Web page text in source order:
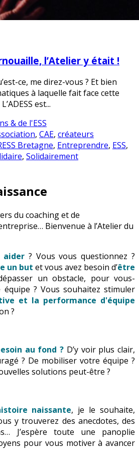
l’Atelier y était !
ce, me direz-vous ? Et bien
à laquelle fait face cette
est...
& de l'ESS
, CAE, créateurs
Bretagne, Entreprendre, ESS,
, Solidairement
du coaching et de
Bienvenue à l’Atelier du
aider ? Vous vous questionnez ?
un but et vous avez besoin d’être
un obstacle, pour vous-
? Vous souhaitez stimuler
et la performance d'équipe
?
au fond ? D’y voir plus clair,
? De mobiliser votre équipe ?
solutions peut-être ?
naissante, je le souhaite,
y trouverez des anecdotes, des
J’espère toute une panoplie
pour vous motiver à avancer